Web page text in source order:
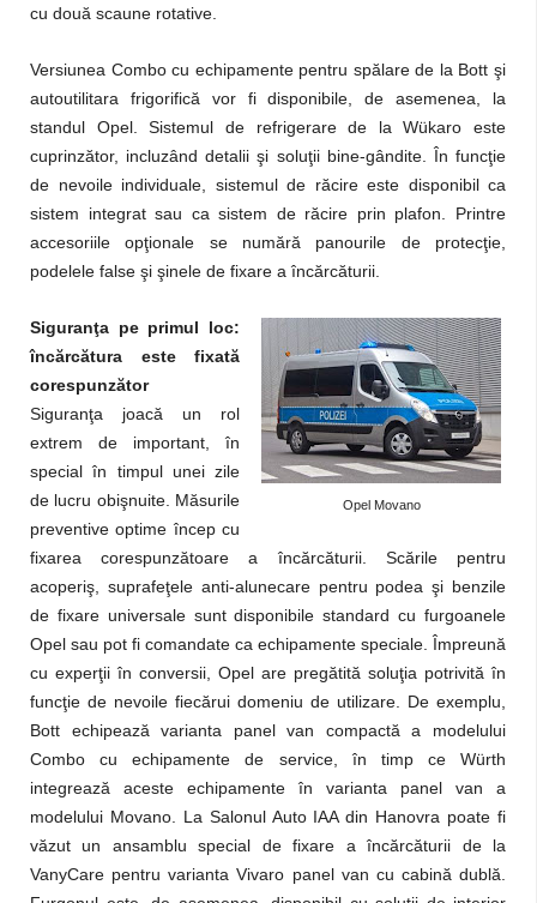
cu două scaune rotative.
Versiunea Combo cu echipamente pentru spălare de la Bott şi
autoutilitara frigorifică vor fi disponibile, de asemenea, la
standul Opel. Sistemul de refrigerare de la Wükaro este
cuprinzător, incluzând detalii şi soluţii bine-gândite. În funcţie
de nevoile individuale, sistemul de răcire este disponibil ca
sistem integrat sau ca sistem de răcire prin plafon. Printre
accesoriile opţionale se numără panourile de protecţie,
podelele false şi şinele de fixare a încărcăturii.
Opel Movano
Siguranţa pe primul loc:
încărcătura este fixată
corespunzător
Siguranţa joacă un rol
extrem de important, în
special în timpul unei zile
de lucru obişnuite. Măsurile
preventive optime încep cu
fixarea corespunzătoare a încărcăturii. Scările pentru
acoperiş, suprafeţele anti-alunecare pentru podea şi benzile
de fixare universale sunt disponibile standard cu furgoanele
Opel sau pot fi comandate ca echipamente speciale. Împreună
cu experţii în conversii, Opel are pregătită soluţia potrivită în
funcţie de nevoile fiecărui domeniu de utilizare. De exemplu,
Bott echipează varianta panel van compactă a modelului
Combo cu echipamente de service, în timp ce Würth
integrează aceste echipamente în varianta panel van a
modelului Movano. La Salonul Auto IAA din Hanovra poate fi
văzut un ansamblu special de fixare a încărcăturii de la
VanyCare pentru varianta Vivaro panel van cu cabină dublă.